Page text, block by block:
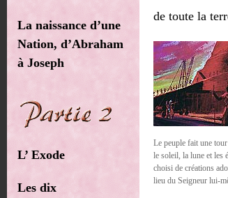
La naissance d’une
Nation, d’Abraham
à Joseph
L’ Exode
Les dix
de toute la
Le peuple fait une
le soleil, la lune et les
choisi de créations
lieu du Seigneur lui-